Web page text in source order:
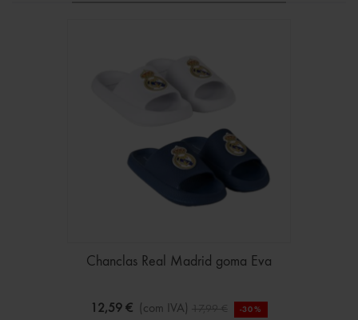
Chanclas Real Madrid goma Eva
12,59 € (com IVA) 17,99 € -30%